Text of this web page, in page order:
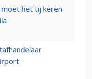
moet het tij keren